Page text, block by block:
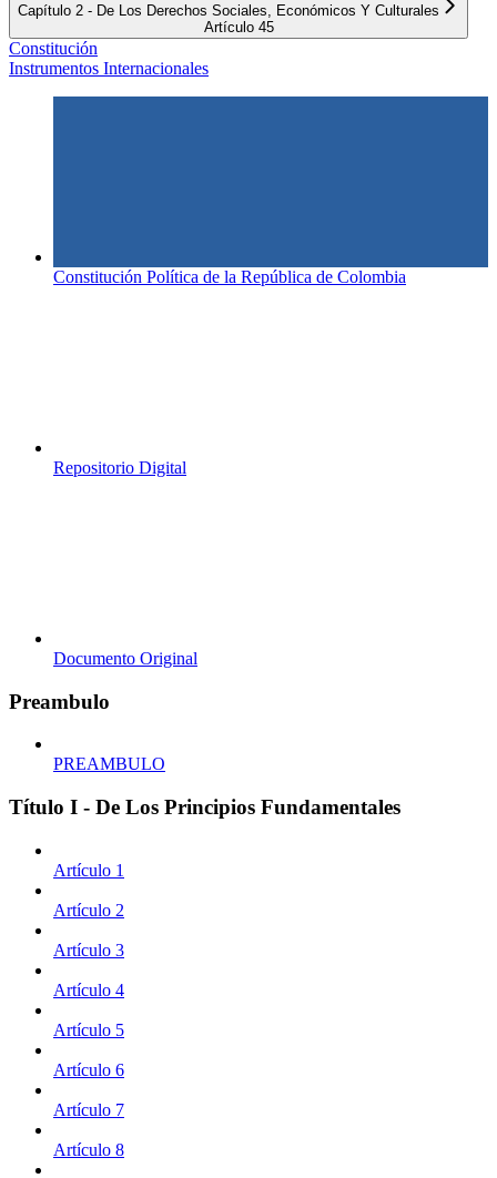
Capítulo 2 - De Los Derechos Sociales, Económicos Y Culturales
Artículo 45
Constitución
Instrumentos Internacionales
Constitución Política de la República de Colombia
Repositorio Digital
Documento Original
Preambulo
PREAMBULO
Título I - De Los Principios Fundamentales
Artículo 1
Artículo 2
Artículo 3
Artículo 4
Artículo 5
Artículo 6
Artículo 7
Artículo 8